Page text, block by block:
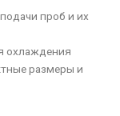
проб и их
охлаждения
размеры и